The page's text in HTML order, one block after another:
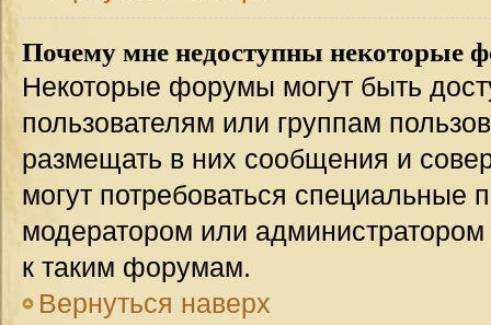
Почему мне недоступны некоторые
Некоторые форумы могут быть
пользователям или группам
размещать в них сообщения и
могут потребоваться специальные
модератором или
к таким форумам.
Вернуться наверх